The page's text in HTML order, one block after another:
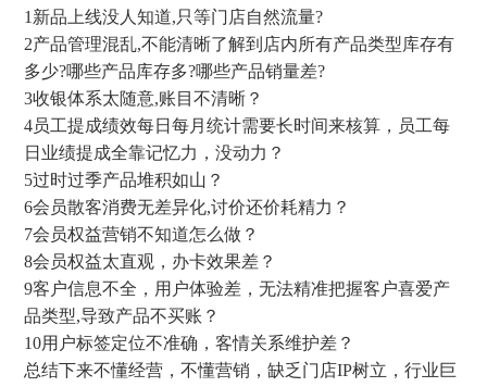
1新品上线没人知道,只等门店自然流量?
2产品管理混乱,不能清晰了解到店内所有产品类型库存有
多少?哪些产品库存多?哪些产品销量差?
3收银体系太随意,账目不清晰？
4员工提成绩效每日每月统计需要长时间来核算，员工每
日业绩提成全靠记忆力，没动力？
5过时过季产品堆积如山？
6会员散客消费无差异化,讨价还价耗精力？
7会员权益营销不知道怎么做？
8会员权益太直观，办卡效果差？
9客户信息不全，用户体验差，无法精准把握客户喜爱产
品类型,导致产品不买账？
10用户标签定位不准确，客情关系维护差？
总结下来不懂经营，不懂营销，缺乏门店IP树立，行业巨